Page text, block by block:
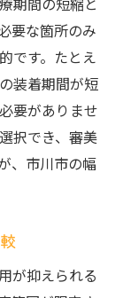
要な箇所のみ
です。たとえ
装着期間が短
要がありませ
択でき、審美
、市川市の幅
が抑えられる